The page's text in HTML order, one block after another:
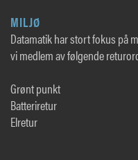
MILJØ
Datamatik har stort fokus på
vi medlem av følgende
Grønt punkt
Batteriretur
Elretur